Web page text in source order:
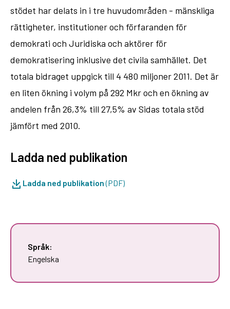
stödet har delats in i tre huvudområden - mänskliga
rättigheter, institutioner och förfaranden för
demokrati och Juridiska och aktörer för
demokratisering inklusive det civila samhället. Det
totala bidraget uppgick till 4 480 miljoner 2011. Det är
en liten ökning i volym på 292 Mkr och en ökning av
andelen från 26,3% till 27,5% av Sidas totala stöd
jämfört med 2010.
Ladda ned publikation
Ladda ned publikation(PDF)
Språk:
Engelska